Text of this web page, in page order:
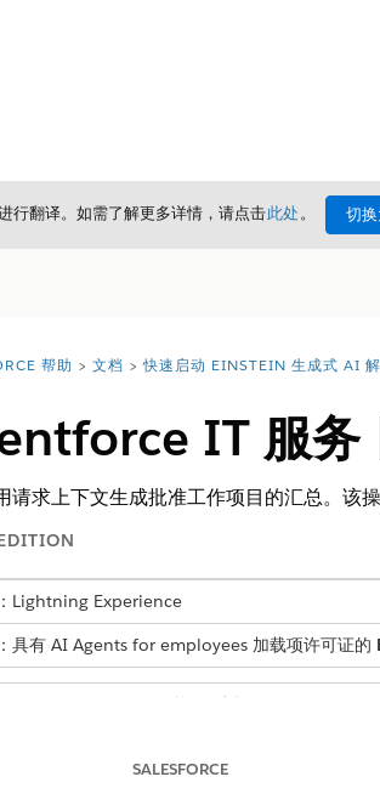
行翻译。如需了解更多详情，请点击此处。 切
： 帮助 文档 快速启动 EINSTEIN 生成式 AI
IT 服务
请求上下文生成批准工作项目的汇总。该
Lightning Experience
具有 AI Agents for employees 加载项许可证的
所需用户权限
SALESFORCE